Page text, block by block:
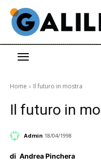
Home Il futuro in mostra
Il futuro in
Admin 18/04/1998
di Andrea Pinchera